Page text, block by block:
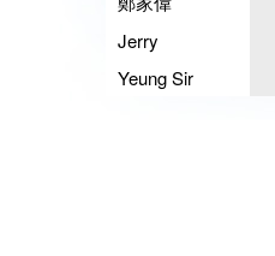
Jerry
Yeung Sir